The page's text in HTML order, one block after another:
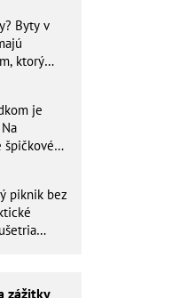
Byty v
ktorý
je
špičkové
piknik bez
zážitky